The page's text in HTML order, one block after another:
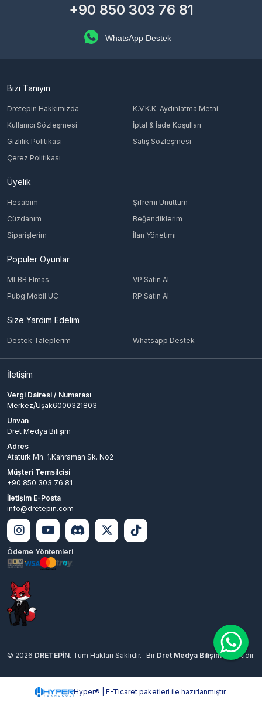
+90 850 303 76 81
WhatsApp Destek
Bizi Tanıyın
Dretepin Hakkımızda
K.V.K.K. Aydınlatma Metni
Kullanıcı Sözleşmesi
İptal & İade Koşulları
Gizlilik Politikası
Satış Sözleşmesi
Çerez Politikası
Üyelik
Hesabım
Şifremi Unuttum
Cüzdanım
Beğendiklerim
Siparişlerim
İlan Yönetimi
Popüler Oyunlar
MLBB Elmas
VP Satın Al
Pubg Mobil UC
RP Satın Al
Size Yardım Edelim
Destek Taleplerim Whatsapp Destek
İletişim
Vergi Dairesi / Numarası
Merkez/Uşak6000321803
Unvan
Dret Medya Bilişim
Adres
Atatürk Mh. 1.Kahraman Sk. No2
Müşteri Temsilcisi
+90 850 303 76 81
İletişim E-Posta
info@dretepin.com
Ödeme Yöntemleri
© 2026 DRETEPİN. Tüm Hakları Saklıdır. Bir Dret Medya Bilişimİştirakidir.
Hyper® | E-Ticaret paketleri ile hazırlanmıştır.